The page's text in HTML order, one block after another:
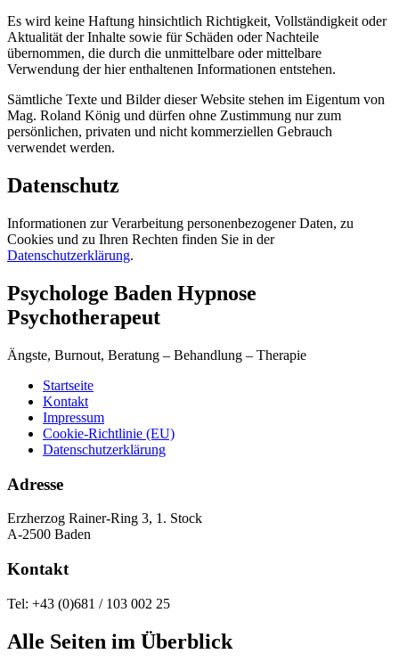
Es wird keine Haftung hinsichtlich Richtigkeit, Vollständigkeit oder
Aktualität der Inhalte sowie für Schäden oder Nachteile
übernommen, die durch die unmittelbare oder mittelbare
Verwendung der hier enthaltenen Informationen entstehen.
Sämtliche Texte und Bilder dieser Website stehen im Eigentum von
Mag. Roland König und dürfen ohne Zustimmung nur zum
persönlichen, privaten und nicht kommerziellen Gebrauch
verwendet werden.
Datenschutz
Informationen zur Verarbeitung personenbezogener Daten, zu
Cookies und zu Ihren Rechten finden Sie in der
Datenschutzerklärung.
Psychologe Baden Hypnose
Psychotherapeut
Ängste, Burnout, Beratung – Behandlung – Therapie
Startseite
Kontakt
Impressum
Cookie-Richtlinie (EU)
Datenschutzerklärung
Adresse
Erzherzog Rainer-Ring 3, 1. Stock
A-2500 Baden
Kontakt
Tel: +43 (0)681 / 103 002 25
Alle Seiten im Überblick